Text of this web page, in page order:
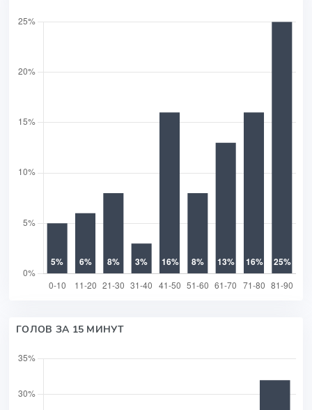
ГОЛОВ ЗА 15 МИНУТ